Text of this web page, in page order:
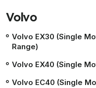
Volvo
Volvo EX30 (Single
Range)
Volvo EX40 (Single
Volvo EC40 (Single